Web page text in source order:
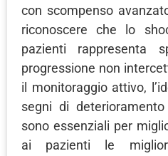
con scompenso
riconoscere che lo
pazienti rappresenta
progressione non
il monitoraggio attivo,
segni di
sono essenziali per
ai pazienti le